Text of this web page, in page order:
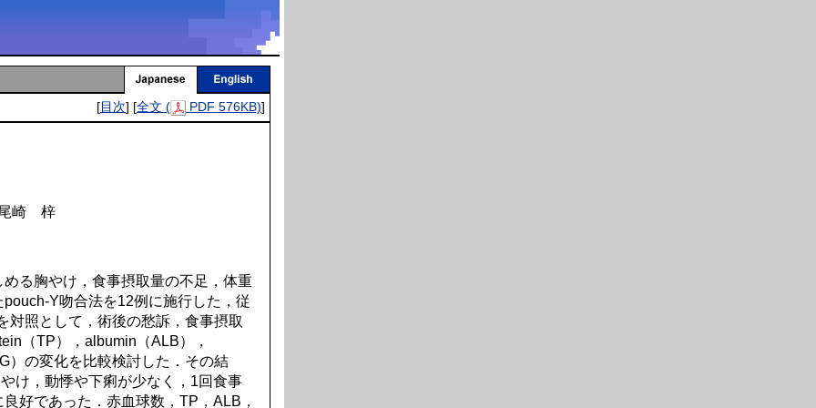
[目次] [全文 ( PDF 576KB)]
崎 梓
る胸やけ，食事摂取量の不足，体重
Y吻合法を12例に施行した，従
対照として，術後の愁訴，食事摂取
（TP），albumin（ALB），
）の変化を比較検討した．その結
け，動悸や下痢が少なく，1回食事
好であった．赤血球数，TP，ALB，